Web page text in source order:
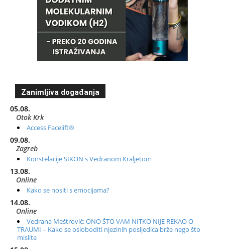
Zanimljiva događanja
05.08.
Otok Krk
Access Facelift®
09.08.
Zagreb
Konstelacije SIKON s Vedranom Kraljetom
13.08.
Online
Kako se nositi s emocijama?
14.08.
Online
Vedrana Meštrović: ONO ŠTO VAM NITKO NIJE REKAO O
TRAUMI – Kako se osloboditi njezinih posljedica brže nego što
mislite